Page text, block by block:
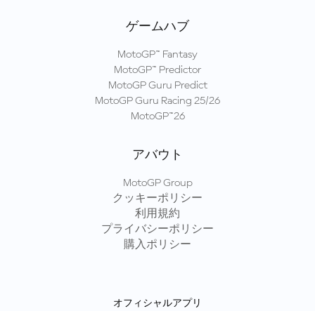
ゲームハブ
MotoGP™ Fantasy
MotoGP™ Predictor
MotoGP Guru Predict
MotoGP Guru Racing 25/26
MotoGP™26
アバウト
MotoGP Group
クッキーポリシー
利用規約
プライバシーポリシー
購入ポリシー
オフィシャルアプリ